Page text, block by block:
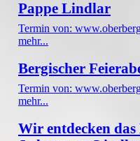
Pappe Lindlar
Termin von:
mehr...
Bergischer
Termin von:
mehr...
Wir entdecken